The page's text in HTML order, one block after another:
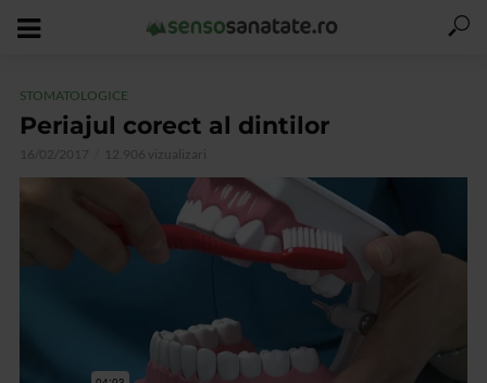
STOMATOLOGICE
Periajul corect al dintilor
16/02/2017 12.906 vizualizari